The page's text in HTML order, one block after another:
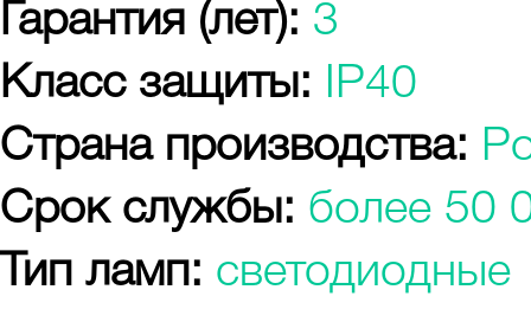
Гарантия (лет): 3
Класс защиты:
IP40
Страна производства:
Срок службы: более 50
Тип ламп: светодиодные